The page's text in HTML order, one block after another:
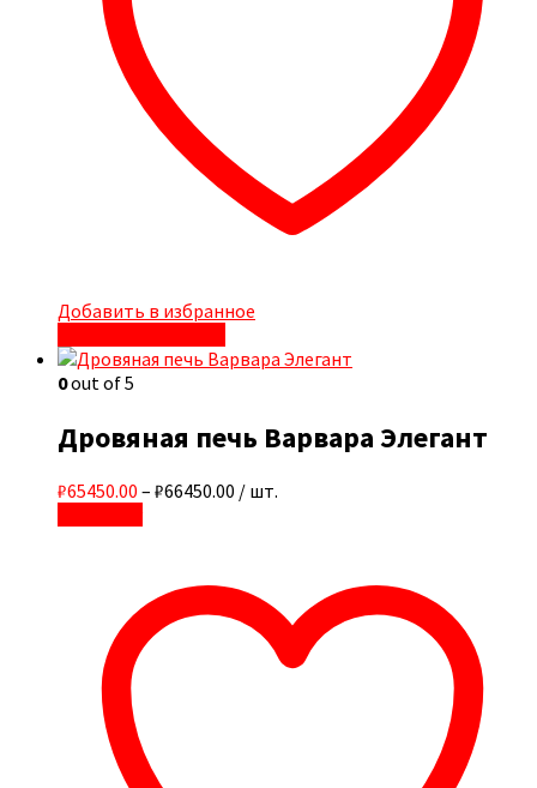
Добавить в избранное
0out of 5
Дровяная печь Варвара Элегант
₽65450.00 – ₽66450.00 / шт.